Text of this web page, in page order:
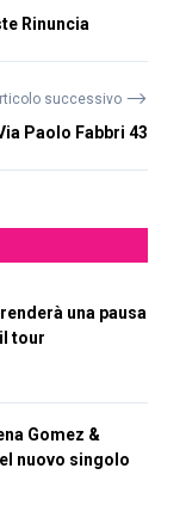
Rinuncia
successivo ⟶
Paolo Fabbri 43
una pausa
tour
Gomez &
nuovo singolo